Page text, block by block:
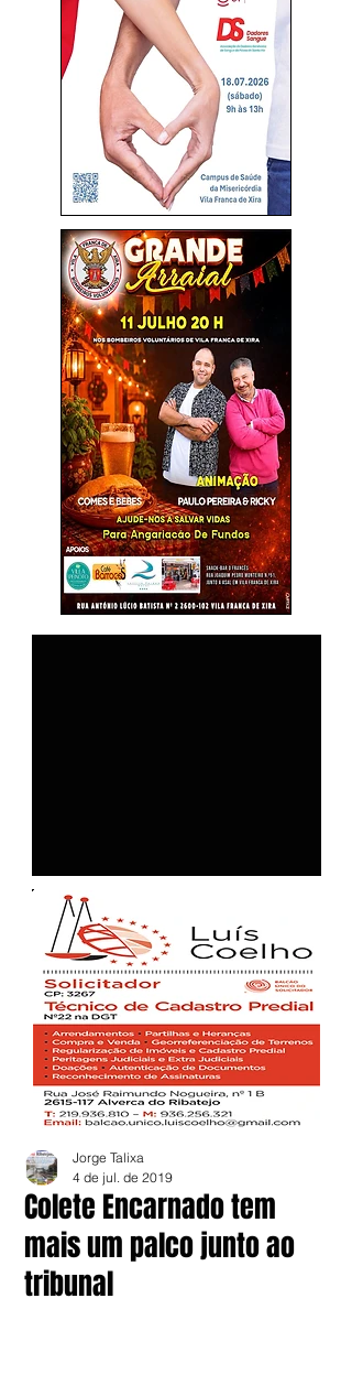
Colete Encarnado tem
mais um palco junto ao
tribunal
Jorge Talixa
4 de jul. de 2019